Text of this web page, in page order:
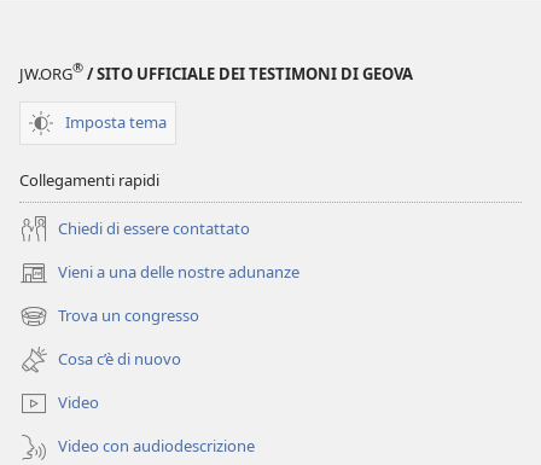
JW.ORG® / SITO UFFICIALE DEI TESTIMONI DI GEOVA
Imposta tema
Collegamenti rapidi
Chiedi di essere contattato
Vieni a una delle nostre adunanze
(apre
una
nuova
finestra)
Trova un congresso
(apre
una
nuova
finestra)
Cosa c’è di nuovo
Video
Video con audiodescrizione